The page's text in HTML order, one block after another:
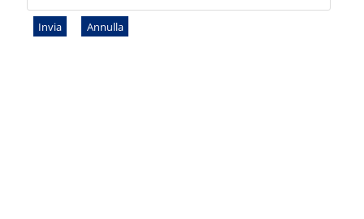
Invia Annulla